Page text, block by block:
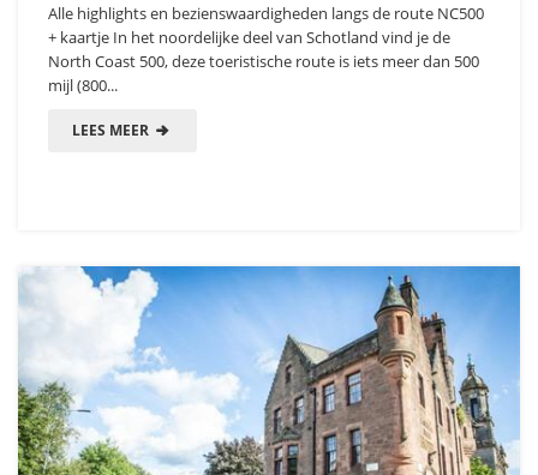
Alle highlights en bezienswaardigheden langs de route NC500
+ kaartje In het noordelijke deel van Schotland vind je de
North Coast 500, deze toeristische route is iets meer dan 500
mijl (800...
LEES MEER